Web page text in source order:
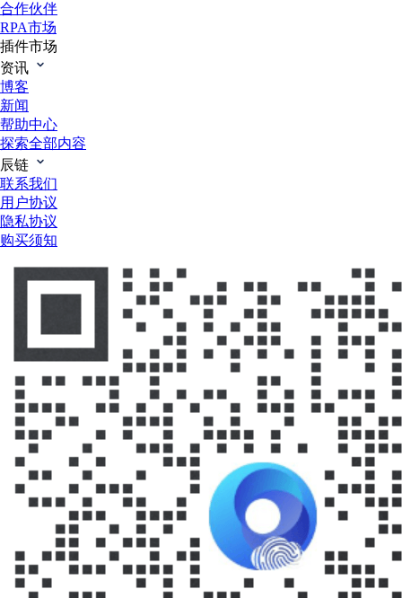
合作伙伴
RPA市场
插件市场
资讯
博客
新闻
帮助中心
探索全部内容
辰链
联系我们
用户协议
隐私协议
购买须知